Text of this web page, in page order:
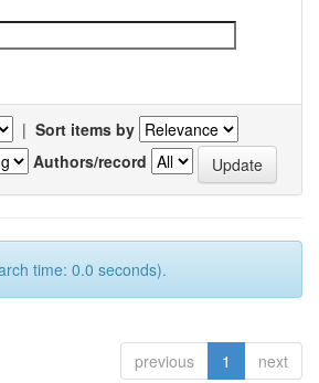
| Sort items by
Authors/record
time: 0.0 seconds).
previous 1 next